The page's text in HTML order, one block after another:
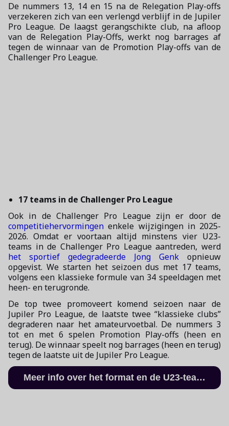
De nummers 13, 14 en 15 na de Relegation Play-offs
verzekeren zich van een verlengd verblijf in de Jupiler
Pro League. De laagst gerangschikte club, na afloop
van de Relegation Play-Offs, werkt nog barrages af
tegen de winnaar van de Promotion Play-offs van de
Challenger Pro League.
17 teams in de Challenger Pro League
Ook in de Challenger Pro League zijn er door de
competitiehervormingen enkele wijzigingen in 2025-
2026. Omdat er voortaan altijd minstens vier U23-
teams in de Challenger Pro League aantreden, werd
het sportief gedegradeerde Jong Genk opnieuw
opgevist. We starten het seizoen dus met 17 teams,
volgens een klassieke formule van 34 speeldagen met
heen- en terugronde.
De top twee promoveert komend seizoen naar de
Jupiler Pro League, de laatste twee “klassieke clubs”
degraderen naar het amateurvoetbal. De nummers 3
tot en met 6 spelen Promotion Play-offs (heen en
terug). De winnaar speelt nog barrages (heen en terug)
tegen de laatste uit de Jupiler Pro League.
Meer info over het format en de U23-teams